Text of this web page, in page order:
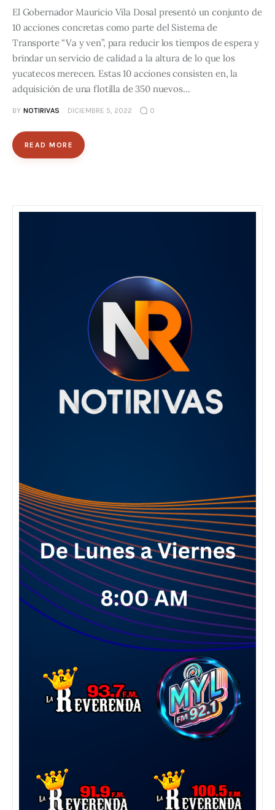
El Gobernador Mauricio Vila Dosal presentó un conjunto de
10 acciones concretas como parte del Sistema de
Transporte “Va y ven”, para reducir los tiempos de espera y
brindar un servicio de calidad a la altura de lo que los
yucatecos merecen. Estas 10 acciones consisten en, la
adquisición de una flotilla de 350 nuevos…
BY NOTIRIVAS DICIEMBRE 5, 2022 0
READ MORE